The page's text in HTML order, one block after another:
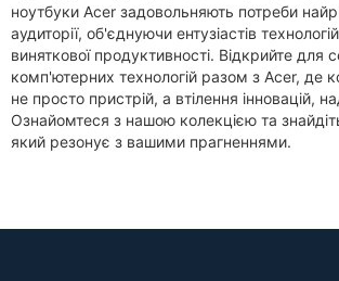
ноутбуки Acer задовольняють потреби
аудиторії, об'єднуючи ентузіастів
виняткової продуктивності. Відкрийте для
комп'ютерних технологій разом з Acer, де
не просто пристрій, а втілення інновацій,
Ознайомтеся з нашою колекцією та
який резонує з вашими прагненнями.